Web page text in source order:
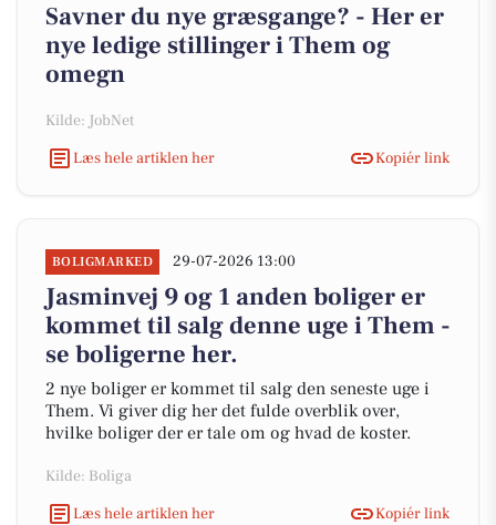
Savner du nye græsgange? - Her er
nye ledige stillinger i Them og
omegn
Kilde: JobNet
Læs hele artiklen her
Kopiér link
BOLIGMARKED 29-07-2026 13:00
Jasminvej 9 og 1 anden boliger er
kommet til salg denne uge i Them -
se boligerne her.
2 nye boliger er kommet til salg den seneste uge i
Them. Vi giver dig her det fulde overblik over,
hvilke boliger der er tale om og hvad de koster.
Kilde: Boliga
Læs hele artiklen her
Kopiér link